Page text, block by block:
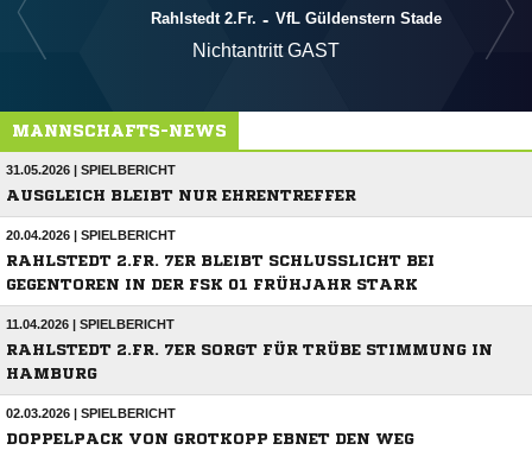
Rahlstedt 2.Fr. - VfL Güldenstern Stade
Nichtantritt GAST
MANNSCHAFTS-NEWS
31.05.2026 | SPIELBERICHT
AUSGLEICH BLEIBT NUR EHRENTREFFER
20.04.2026 | SPIELBERICHT
RAHLSTEDT 2.FR. 7ER BLEIBT SCHLUSSLICHT BEI
GEGENTOREN IN DER FSK 01 FRÜHJAHR STARK
11.04.2026 | SPIELBERICHT
RAHLSTEDT 2.FR. 7ER SORGT FÜR TRÜBE STIMMUNG IN
HAMBURG
02.03.2026 | SPIELBERICHT
DOPPELPACK VON GROTKOPP EBNET DEN WEG